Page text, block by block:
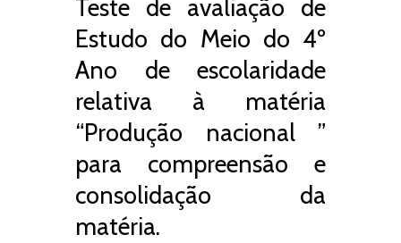
Teste de avaliação de
Estudo do Meio do 4º
Ano de escolaridade
relativa à matéria
“Produção nacional ”
para compreensão e
consolidação da
matéria.